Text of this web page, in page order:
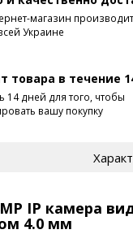
магазин
Украине
товара в течение
14 дней для того, чтобы
вашу покупку
IP камера
4.0 мм